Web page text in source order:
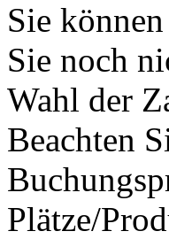
Sie
Sie noch
Wahl der
Beachten
Plätze/